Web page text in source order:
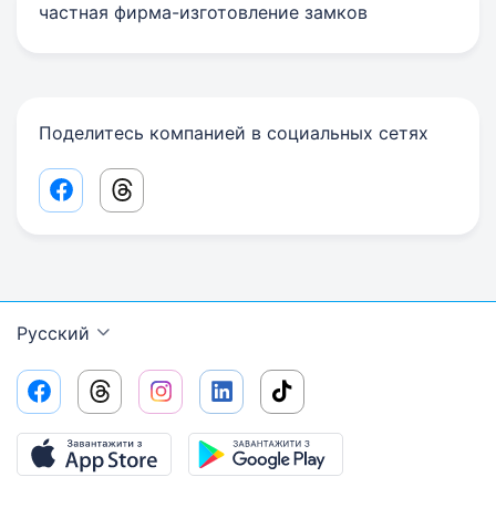
частная фирма-изготовление замков
Поделитесь компанией в социальных сетях
Facebook share link
Threads share link
Русский